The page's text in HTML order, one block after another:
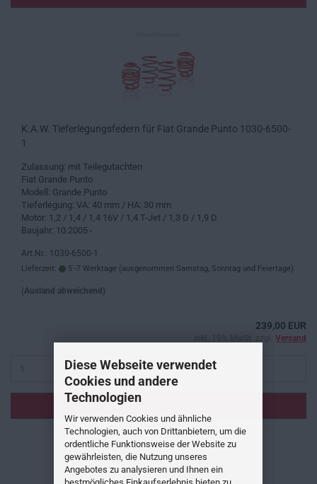
Diese Webseite verwendet
Cookies und andere
Technologien
Wir verwenden Cookies und ähnliche
Technologien, auch von Drittanbietern, um die
ordentliche Funktionsweise der Website zu
gewährleisten, die Nutzung unseres
Angebotes zu analysieren und Ihnen ein
K.A.W. Tieferlegungsfedern für Fiat Grande Punto 1030-6500-
1
Zulassung: mit Teilegutachten
Fiat Grande Punto
Modell: Grande Punto
Tieferlegung: VA: 40 mm / HA: 30 mm
Motor: 1,2 / 1,4 / 1,4 16V / 1,4 T-Jet / 1,3 D / 1,9 D
Baujahr: 10.2005 -
Art.Nr.: 1030-6500-1
Lieferzeit:
5 -7 Werktage (ausgenommen Samstag, Sonntag und Feiertage)
.
(Ausland abweichend)
239,00 EUR
Versand
IN DEN WARENKORB